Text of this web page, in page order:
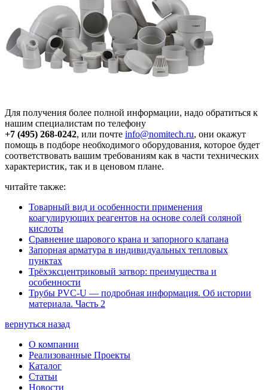
Для получения более полной информации, надо обратиться к
нашим специалистам по телефону
+7 (495) 268-0242, или почте info@nomitech.ru, они окажут
помощь в подборе необходимого оборудования, которое будет
соответствовать вашим требованиям как в части технических
характеристик, так и в ценовом плане.
читайте также:
Товарный вид и особенности применения
коагулирующих реагентов на основе солей соляной
кислоты
Сравнение шарового крана и запорного клапана
Запорная арматура в индивидуальных тепловых
пунктах
Трёхэксцентриковый затвор: преимущества и
особенности
Трубы PVC-U — подробная информация. Об истории
материала. Часть 2
вернуться назад
О компании
Реализованные Проекты
Каталог
Статьи
Новости